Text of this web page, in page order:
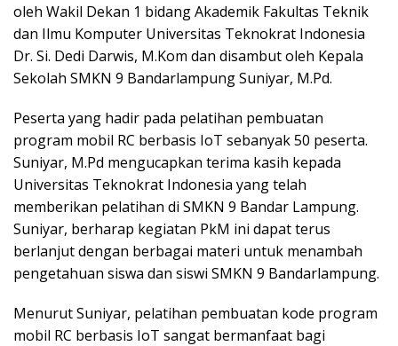
oleh Wakil Dekan 1 bidang Akademik Fakultas Teknik
dan Ilmu Komputer Universitas Teknokrat Indonesia
Dr. Si. Dedi Darwis, M.Kom dan disambut oleh Kepala
Sekolah SMKN 9 Bandarlampung Suniyar, M.Pd.
Peserta yang hadir pada pelatihan pembuatan
program mobil RC berbasis IoT sebanyak 50 peserta.
Suniyar, M.Pd mengucapkan terima kasih kepada
Universitas Teknokrat Indonesia yang telah
memberikan pelatihan di SMKN 9 Bandar Lampung.
Suniyar, berharap kegiatan PkM ini dapat terus
berlanjut dengan berbagai materi untuk menambah
pengetahuan siswa dan siswi SMKN 9 Bandarlampung.
Menurut Suniyar, pelatihan pembuatan kode program
mobil RC berbasis IoT sangat bermanfaat bagi